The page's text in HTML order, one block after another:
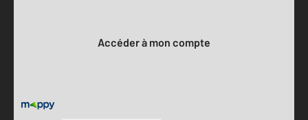
Accéder à mon compte